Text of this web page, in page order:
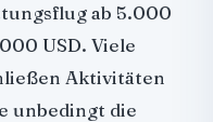
ab 5.000
USD. Viele
Aktivitäten
unbedingt die